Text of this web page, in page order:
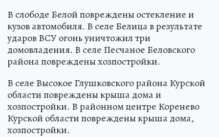
В слободе Белой повреждены остекление и
кузов автомобиля. В селе Белица в результате
ударов ВСУ огонь уничтожил три
домовладения. В селе Песчаное Беловского
района повреждены хозпостройки.
В селе Высокое Глушковского района Курской
области повреждены крыша дома и
хозпостройки. В районном центре Коренево
Курской области повреждены крыша дома,
хозпостройки.